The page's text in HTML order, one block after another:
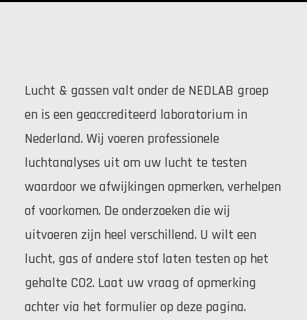
Lucht & gassen valt onder de NEDLAB groep
en is een geaccrediteerd laboratorium in
Nederland. Wij voeren professionele
luchtanalyses uit om uw lucht te testen
waardoor we afwijkingen opmerken, verhelpen
of voorkomen. De onderzoeken die wij
uitvoeren zijn heel verschillend. U wilt een
lucht, gas of andere stof laten testen op het
gehalte CO2. Laat uw vraag of opmerking
achter via het formulier op deze pagina.